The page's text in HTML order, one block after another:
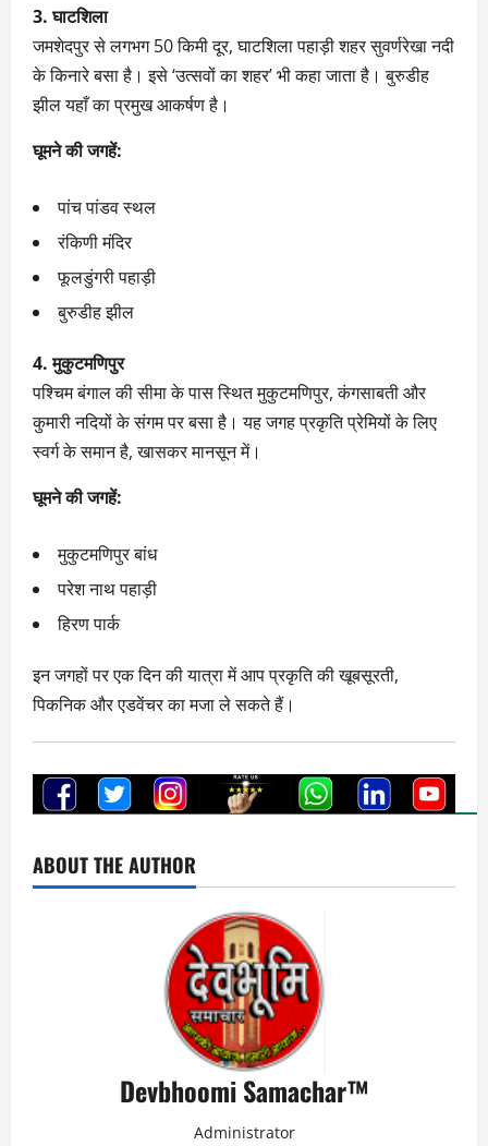
3. घाटशिला
जमशेदपुर से लगभग 50 किमी दूर, घाटशिला पहाड़ी शहर सुवर्णरेखा नदी
के किनारे बसा है। इसे ‘उत्सवों का शहर’ भी कहा जाता है। बुरुडीह
झील यहाँ का प्रमुख आकर्षण है।
घूमने की जगहें:
पांच पांडव स्थल
रंकिणी मंदिर
फूलडुंगरी पहाड़ी
बुरुडीह झील
4. मुकुटमणिपुर
पश्चिम बंगाल की सीमा के पास स्थित मुकुटमणिपुर, कंगसाबती और
कुमारी नदियों के संगम पर बसा है। यह जगह प्रकृति प्रेमियों के लिए
स्वर्ग के समान है, खासकर मानसून में।
घूमने की जगहें:
मुकुटमणिपुर बांध
परेश नाथ पहाड़ी
हिरण पार्क
इन जगहों पर एक दिन की यात्रा में आप प्रकृति की खूबसूरती,
पिकनिक और एडवेंचर का मजा ले सकते हैं।
ABOUT THE AUTHOR
Devbhoomi Samachar™
Administrator